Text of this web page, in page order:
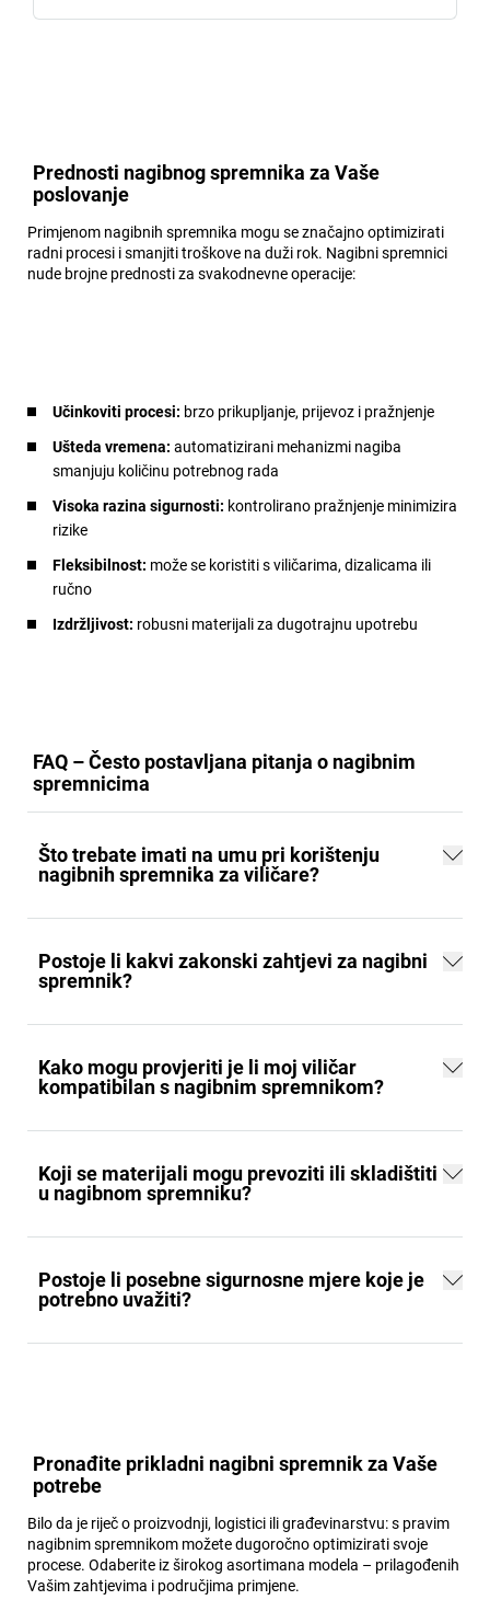
Prednosti nagibnog spremnika za Vaše
poslovanje
Primjenom nagibnih spremnika mogu se značajno optimizirati
radni procesi i smanjiti troškove na duži rok. Nagibni spremnici
nude brojne prednosti za svakodnevne operacije:
Učinkoviti procesi: brzo prikupljanje, prijevoz i pražnjenje
Ušteda vremena: automatizirani mehanizmi nagiba
smanjuju količinu potrebnog rada
Visoka razina sigurnosti: kontrolirano pražnjenje minimizira
rizike
Fleksibilnost: može se koristiti s viličarima, dizalicama ili
ručno
Izdržljivost: robusni materijali za dugotrajnu upotrebu
FAQ – Često postavljana pitanja o nagibnim
spremnicima
Što trebate imati na umu pri korištenju
nagibnih spremnika za viličare?
Postoje li kakvi zakonski zahtjevi za nagibni
spremnik?
Kako mogu provjeriti je li moj viličar
kompatibilan s nagibnim spremnikom?
Koji se materijali mogu prevoziti ili skladištiti
u nagibnom spremniku?
Postoje li posebne sigurnosne mjere koje je
potrebno uvažiti?
Pronađite prikladni nagibni spremnik za Vaše
potrebe
Bilo da je riječ o proizvodnji, logistici ili građevinarstvu: s pravim
nagibnim spremnikom možete dugoročno optimizirati svoje
procese. Odaberite iz širokog asortimana modela – prilagođenih
Vašim zahtjevima i područjima primjene.